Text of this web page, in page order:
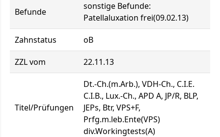
Befunde
sonstige Befunde:
Patellaluxation frei(09.02.13)
Zahnstatus oB
ZZL vom 22.11.13
Titel/Prüfungen
Dt.-Ch.(m.Arb.), VDH-Ch., C.I.E.
C.I.B., Lux.-Ch., APD A, JP/R, BLP,
JEPs, Btr, VPS+F,
Prfg.m.leb.Ente(VPS)
div.Workingtests(A)